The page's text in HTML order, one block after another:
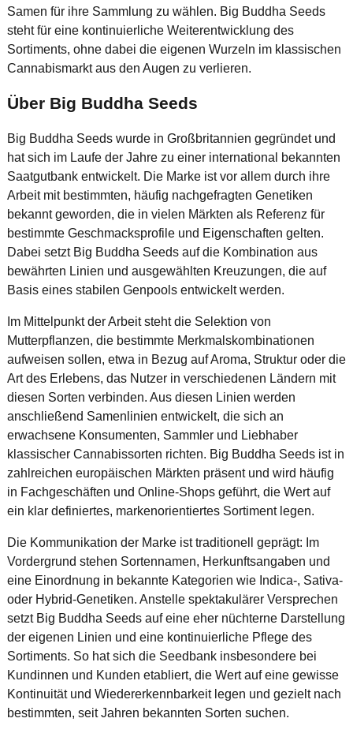
Samen für ihre Sammlung zu wählen. Big Buddha Seeds
steht für eine kontinuierliche Weiterentwicklung des
Sortiments, ohne dabei die eigenen Wurzeln im klassischen
Cannabismarkt aus den Augen zu verlieren.
Über Big Buddha Seeds
Big Buddha Seeds wurde in Großbritannien gegründet und
hat sich im Laufe der Jahre zu einer international bekannten
Saatgutbank entwickelt. Die Marke ist vor allem durch ihre
Arbeit mit bestimmten, häufig nachgefragten Genetiken
bekannt geworden, die in vielen Märkten als Referenz für
bestimmte Geschmacksprofile und Eigenschaften gelten.
Dabei setzt Big Buddha Seeds auf die Kombination aus
bewährten Linien und ausgewählten Kreuzungen, die auf
Basis eines stabilen Genpools entwickelt werden.
Im Mittelpunkt der Arbeit steht die Selektion von
Mutterpflanzen, die bestimmte Merkmalskombinationen
aufweisen sollen, etwa in Bezug auf Aroma, Struktur oder die
Art des Erlebens, das Nutzer in verschiedenen Ländern mit
diesen Sorten verbinden. Aus diesen Linien werden
anschließend Samenlinien entwickelt, die sich an
erwachsene Konsumenten, Sammler und Liebhaber
klassischer Cannabissorten richten. Big Buddha Seeds ist in
zahlreichen europäischen Märkten präsent und wird häufig
in Fachgeschäften und Online-Shops geführt, die Wert auf
ein klar definiertes, markenorientiertes Sortiment legen.
Die Kommunikation der Marke ist traditionell geprägt: Im
Vordergrund stehen Sortennamen, Herkunftsangaben und
eine Einordnung in bekannte Kategorien wie Indica-, Sativa-
oder Hybrid-Genetiken. Anstelle spektakulärer Versprechen
setzt Big Buddha Seeds auf eine eher nüchterne Darstellung
der eigenen Linien und eine kontinuierliche Pflege des
Sortiments. So hat sich die Seedbank insbesondere bei
Kundinnen und Kunden etabliert, die Wert auf eine gewisse
Kontinuität und Wiedererkennbarkeit legen und gezielt nach
bestimmten, seit Jahren bekannten Sorten suchen.